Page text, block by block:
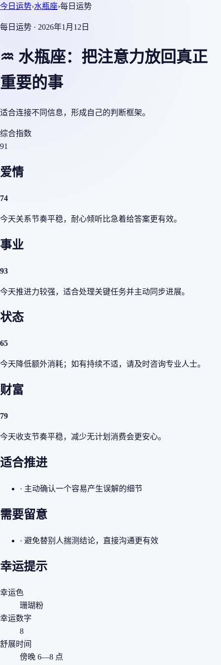
今日运势›水瓶座›每日运势
每日运势 · 2026年1月12日
♒ 水瓶座：把注意力放回真正
重要的事
适合连接不同信息，形成自己的判断框架。
综合指数
91
爱情
74
今天关系节奏平稳，耐心倾听比急着给答案更有效。
事业
93
今天推进力较强，适合处理关键任务并主动同步进展。
状态
65
今天降低额外消耗；如有持续不适，请及时咨询专业人士。
财富
79
今天收支节奏平稳，减少无计划消费会更安心。
适合推进
· 主动确认一个容易产生误解的细节
需要留意
· 避免替别人揣测结论，直接沟通更有效
幸运提示
幸运色
珊瑚粉
幸运数字
8
舒展时间
傍晚 6—8 点